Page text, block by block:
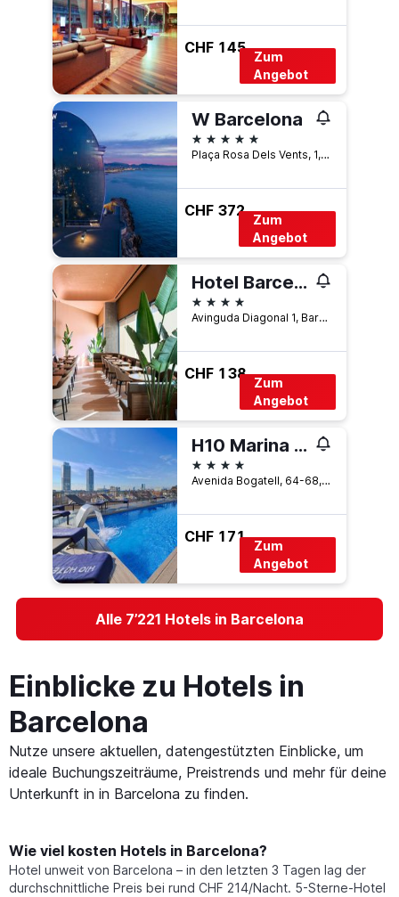
CHF 145
Zum
Angebot
W Barcelona
5 Sterne
Plaça Rosa Dels Vents, 1, Barcelona, Spanien
CHF 372
Zum
Angebot
Hotel Barcelona Princess
4 Sterne
Avinguda Diagonal 1, Barcelona, Spanien
CHF 138
Zum
Angebot
H10 Marina Barcelona
4 Sterne
Avenida Bogatell, 64-68, Barcelona, Spanien
CHF 171
Zum
Angebot
Alle 7’221 Hotels in Barcelona
Einblicke zu Hotels in
Barcelona
Nutze unsere aktuellen, datengestützten Einblicke, um
ideale Buchungszeiträume, Preistrends und mehr für deine
Unterkunft in in Barcelona zu finden.
Wie viel kosten Hotels in Barcelona?
Hotel unweit von Barcelona – in den letzten 3 Tagen lag der
durchschnittliche Preis bei rund CHF 214/Nacht. 5-Sterne-Hotel